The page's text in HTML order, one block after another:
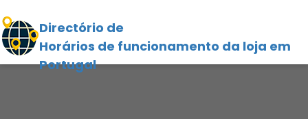
Directório de
Horários de funcionamento da loja em
Portugal